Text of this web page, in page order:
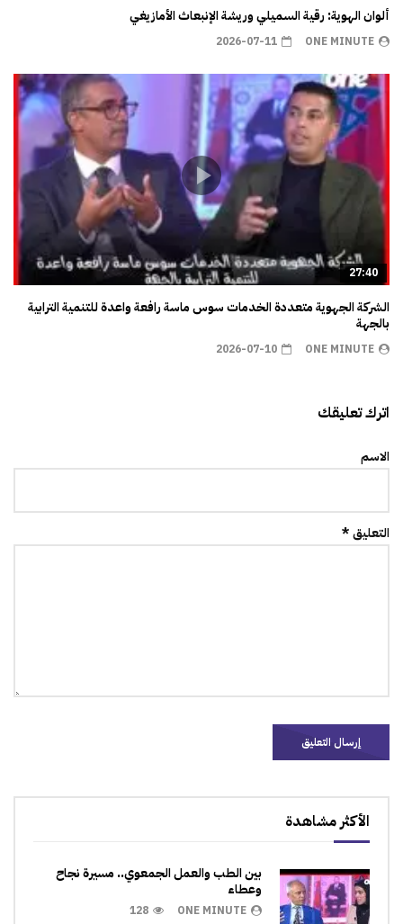
ألوان الهوية: رقية السميلي وريشة الإنبعاث الأمازيغي
ONE MINUTE
2026-07-11
27:40
الشركة الجهوية متعددة الخدمات سوس ماسة رافعة واعدة للتنمية الترابية
بالجهة
ONE MINUTE
2026-07-10
اترك تعليقك
الاسم
التعليق *
الأكثر مشاهدة
بين الطب والعمل الجمعوي.. مسيرة نجاح
وعطاء
ONE MINUTE
128